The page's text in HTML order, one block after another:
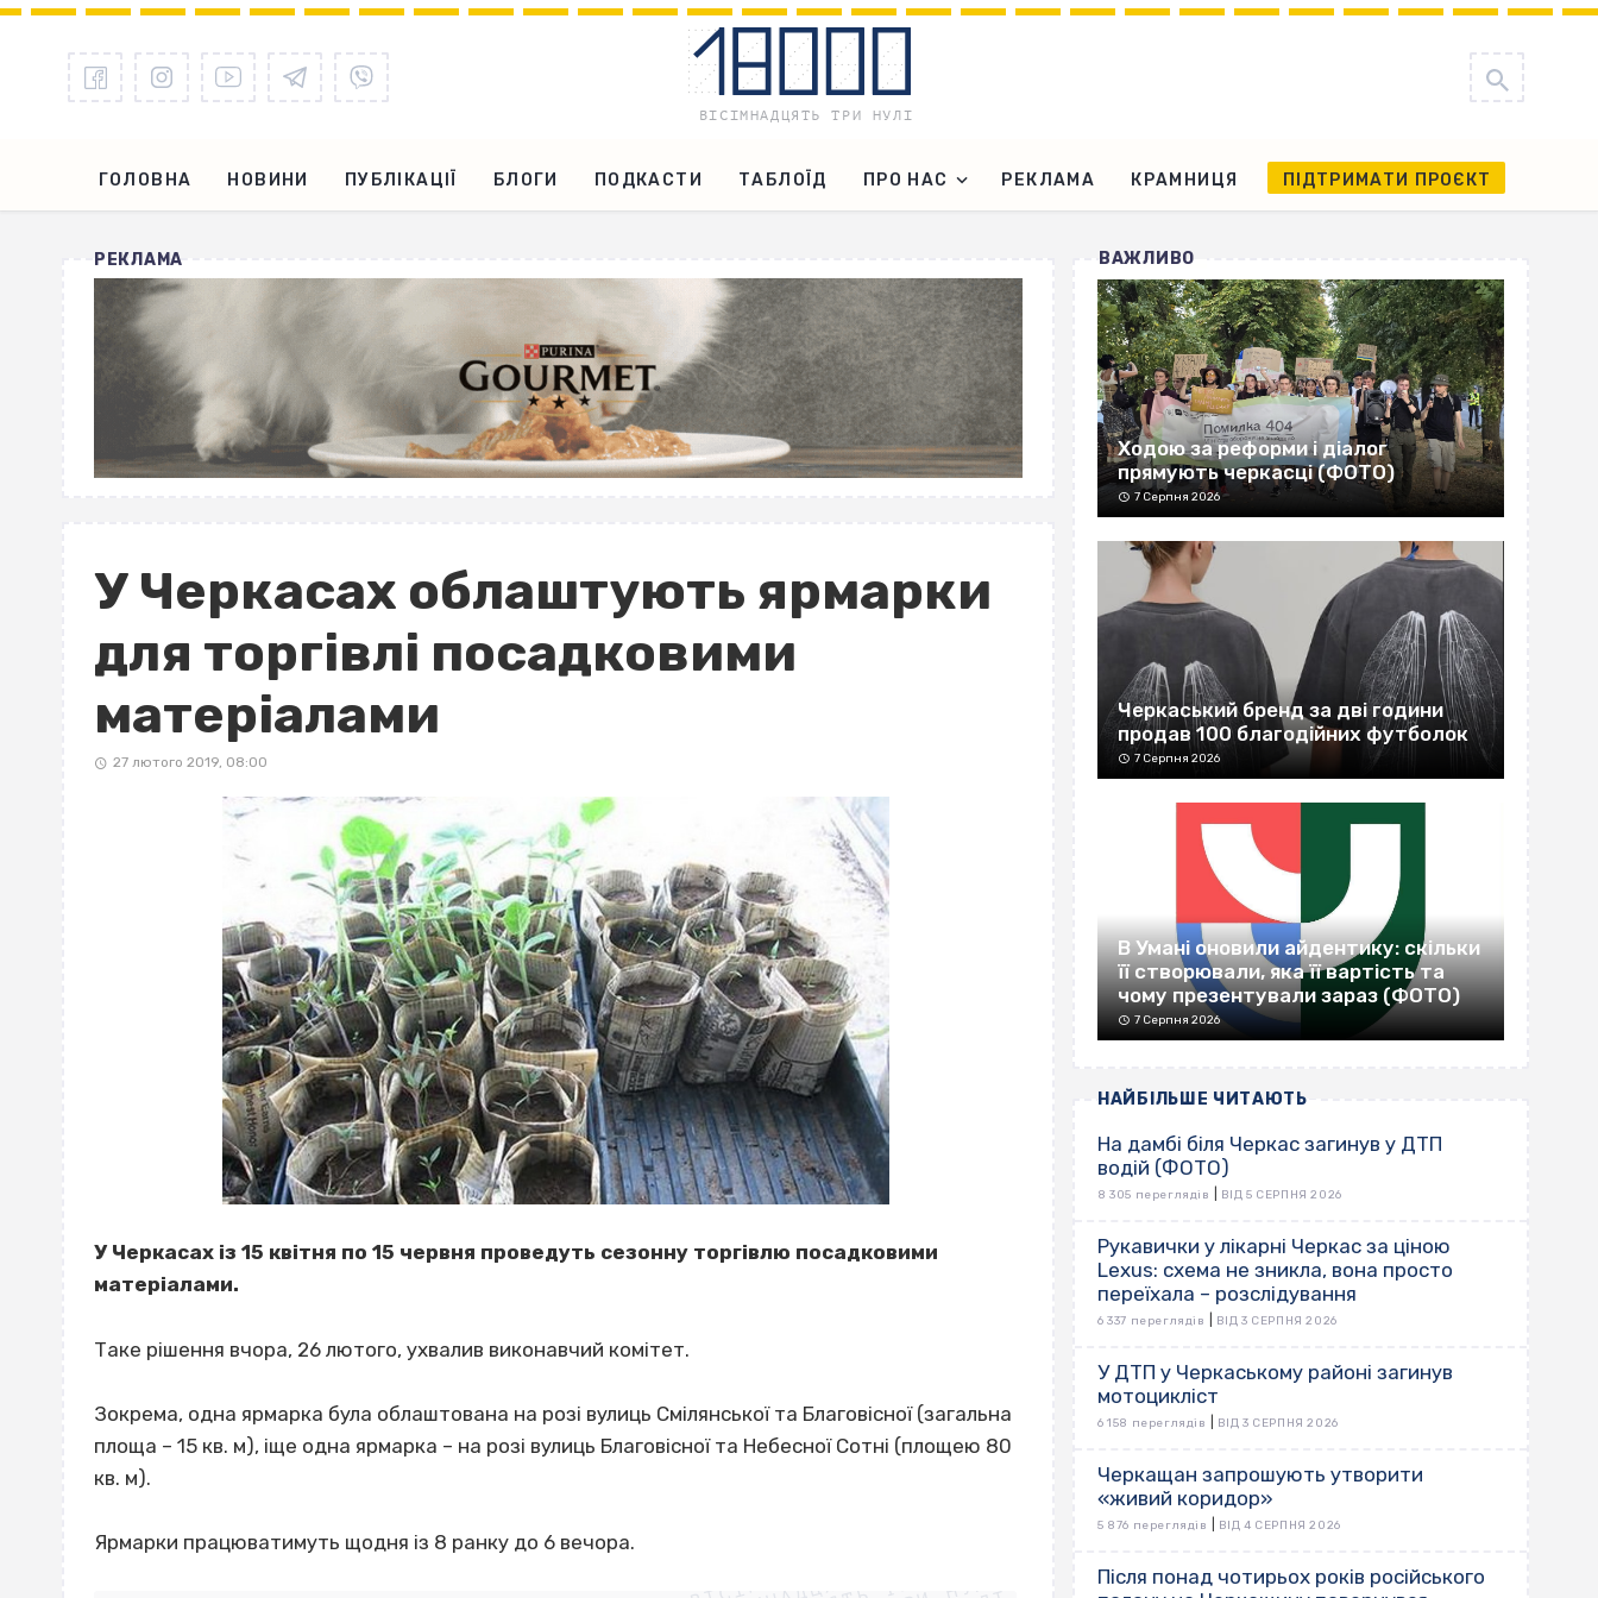
ГОЛОВНА НОВИНИ ПУБЛІКАЦІЇ БЛОГИ ПОДКАСТИ ТАБЛОЇД ПРО НАС РЕКЛАМА КРАМНИЦЯ ПІДТРИМАТИ ПРОЄКТ
РЕКЛАМА
У Черкасах облаштують ярмарки
для торгівлі посадковими
матеріалами
27 лютого 2019, 08:00
У Черкасах із 15 квітня по 15 червня проведуть сезонну торгівлю посадковими
матеріалами.
Таке рішення вчора, 26 лютого, ухвалив виконавчий комітет.
Зокрема, одна ярмарка була облаштована на розі вулиць Смілянської та Благовісної (загальна
площа – 15 кв. м), іще одна ярмарка – на розі вулиць Благовісної та Небесної Сотні (площею 80
кв. м).
Ярмарки працюватимуть щодня із 8 ранку до 6 вечора. ВІСІМНАДЦЯТЬ ТРИ НУЛІ
ВАЖЛИВО
Ходою за реформи і діалог
прямують черкасці (ФОТО)
7 Серпня 2026
Черкаський бренд за дві години
продав 100 благодійних футболок
7 Серпня 2026
В Умані оновили айдентику: скільки
її створювали, яка її вартість та
чому презентували зараз (ФОТО)
7 Серпня 2026
НАЙБІЛЬШЕ ЧИТАЮТЬ
На дамбі біля Черкас загинув у ДТП
водій (ФОТО)
8 305 переглядів ВІД 5 СЕРПНЯ 2026
Рукавички у лікарні Черкас за ціною
Lexus: схема не зникла, вона просто
переїхала – розслідування
6 337 переглядів ВІД 3 СЕРПНЯ 2026
У ДТП у Черкаському районі загинув
мотоцикліст
6 158 переглядів ВІД 3 СЕРПНЯ 2026
Черкащан запрошують утворити
«живий коридор»
5 876 переглядів ВІД 4 СЕРПНЯ 2026
Після понад чотирьох років російського